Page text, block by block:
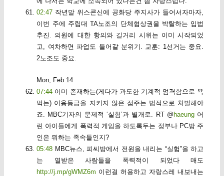
02:47 작년말 위스콘신에 공화당 주지사가 들어서자마자,
이번 주에 주립대 TA노조의 단체협상권을 박탈하는 입법
추진. 의원에 대한 항의와 길거리 시위는 이미 시작되었
고, 여차하면 파업도 들어갈 분위기. 교훈: 1선거는 중요.
2노조도 중요.
Mon, Feb 14
07:44 이미 존재하는(게다가 과도한 기계적 엄격함으로 욕
먹는) 이용등급을 지키지 않은 점주는 법적으로 처벌해야
죠. MBC기자의 문제적 ‘실험’과 별개로. RT @ haeung 어
린 아이들에게 폭력적 게임을 하도록두는 정부나 PC방 주
인은 뭐하는 족속들인지?
05:48 MBC뉴스, 피씨방에서 전원을 내리는 “실험”을 하고
는 열받은 사람들을 폭력적이 되었다 매도
http://j.mp/gWMZ6m 이런걸 허용하고 자랑스레 내보내는